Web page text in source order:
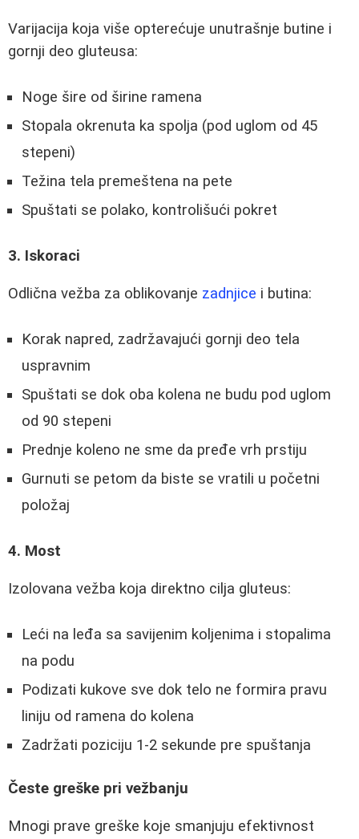
Varijacija koja više opterećuje unutrašnje butine i
gornji deo gluteusa:
Noge šire od širine ramena
Stopala okrenuta ka spolja (pod uglom od 45
stepeni)
Težina tela premeštena na pete
Spuštati se polako, kontrolišući pokret
3. Iskoraci
Odlična vežba za oblikovanje zadnjice i butina:
Korak napred, zadržavajući gornji deo tela
uspravnim
Spuštati se dok oba kolena ne budu pod uglom
od 90 stepeni
Prednje koleno ne sme da pređe vrh prstiju
Gurnuti se petom da biste se vratili u početni
položaj
4. Most
Izolovana vežba koja direktno cilja gluteus:
Leći na leđa sa savijenim koljenima i stopalima
na podu
Podizati kukove sve dok telo ne formira pravu
liniju od ramena do kolena
Zadržati poziciju 1-2 sekunde pre spuštanja
Česte greške pri vežbanju
Mnogi prave greške koje smanjuju efektivnost